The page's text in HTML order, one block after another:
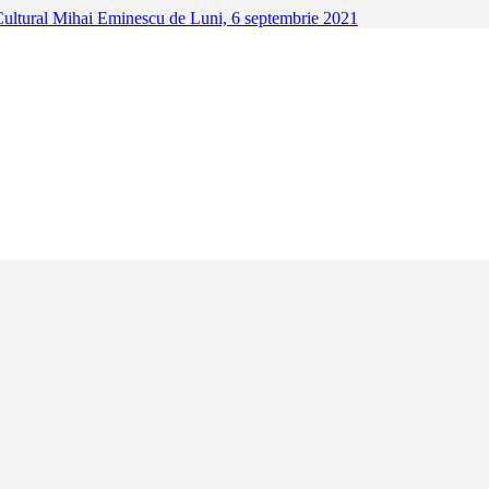
Centrul Cultural Mihai Eminescu de Luni,
Centrul Cultural Mihai Eminescu aduce în fața publicului o parte